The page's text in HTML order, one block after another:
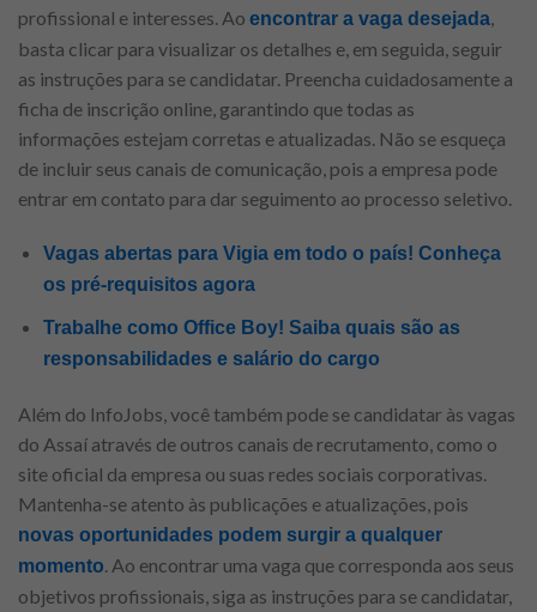
profissional e interesses. Ao encontrar a vaga desejada
basta clicar para visualizar os detalhes e, em seguida, seguir
as instruções para se candidatar. Preencha cuidadosamente a
ficha de inscrição online, garantindo que todas as
informações estejam corretas e atualizadas. Não se esqueça
de incluir seus canais de comunicação, pois a empresa pode
entrar em contato para dar seguimento ao processo seletivo.
Vagas abertas para Vigia em todo o país! Conheça
os pré-requisitos agora
Trabalhe como Office Boy! Saiba quais são as
responsabilidades e salário do cargo
Além do InfoJobs, você também pode se candidatar às vagas
do Assaí através de outros canais de recrutamento, como o
site oficial da empresa ou suas redes sociais corporativas.
Mantenha-se atento às publicações e atualizações, pois
novas oportunidades podem surgir a qualquer
momento. Ao encontrar uma vaga que corresponda aos seus
objetivos profissionais, siga as instruções para se candidatar,